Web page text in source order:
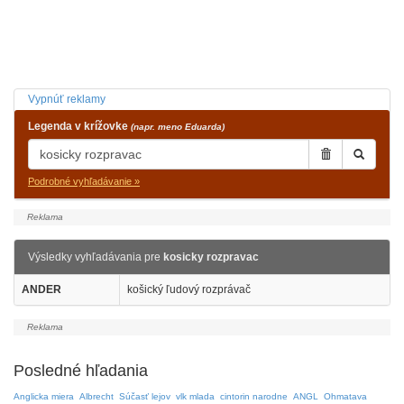
Vypnúť reklamy
Legenda v krížovke (napr. meno Eduarda)
Podrobné vyhľadávanie »
Výsledky vyhľadávania pre kosicky rozpravac
ANDER košický ľudový rozprávač
Posledné hľadania
Anglicka miera Albrecht Súčasť lejov vlk mlada cintorin narodne ANGL Ohmatava